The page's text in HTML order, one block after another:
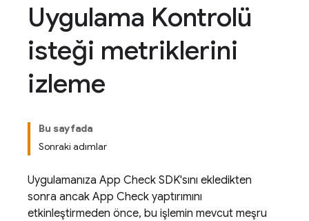
Uygulama Kontrolü
isteği metriklerini
izleme
Bu sayfada
Sonraki adımlar
Uygulamanıza App Check SDK'sını ekledikten
sonra ancak App Check yaptırımını
etkinleştirmeden önce, bu işlemin mevcut meşru